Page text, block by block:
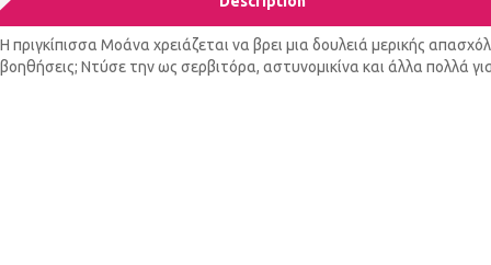
Η πριγκίπισσα Μοάνα χρειάζεται να βρει μια δουλειά μερικής
βοηθήσεις; Ντύσε την ως σερβιτόρα, αστυνομικίνα και άλλα πολλά